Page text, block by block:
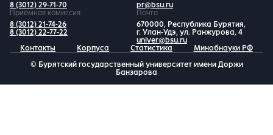
8 (3012) 29-71-70
pr@bsu.ru
Приемная комиссия
8 (3012) 21-74-26
8 (3012) 22-77-22
Почта
670000, Республика Бурятия,
г. Улан-Удэ, ул. Ранжурова, 4
univer@bsu.ru
Контакты
Корпуса Статистика Минобнауки РФ
© Бурятский государственный университет имени Доржи
Банзарова